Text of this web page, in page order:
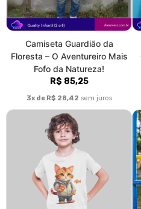
Fofo da Natureza!
R$ 85,25
3x de R$ 28,42sem juros
Camiseta Gato Pescador –
Aventuras Felinas e Peixinhos